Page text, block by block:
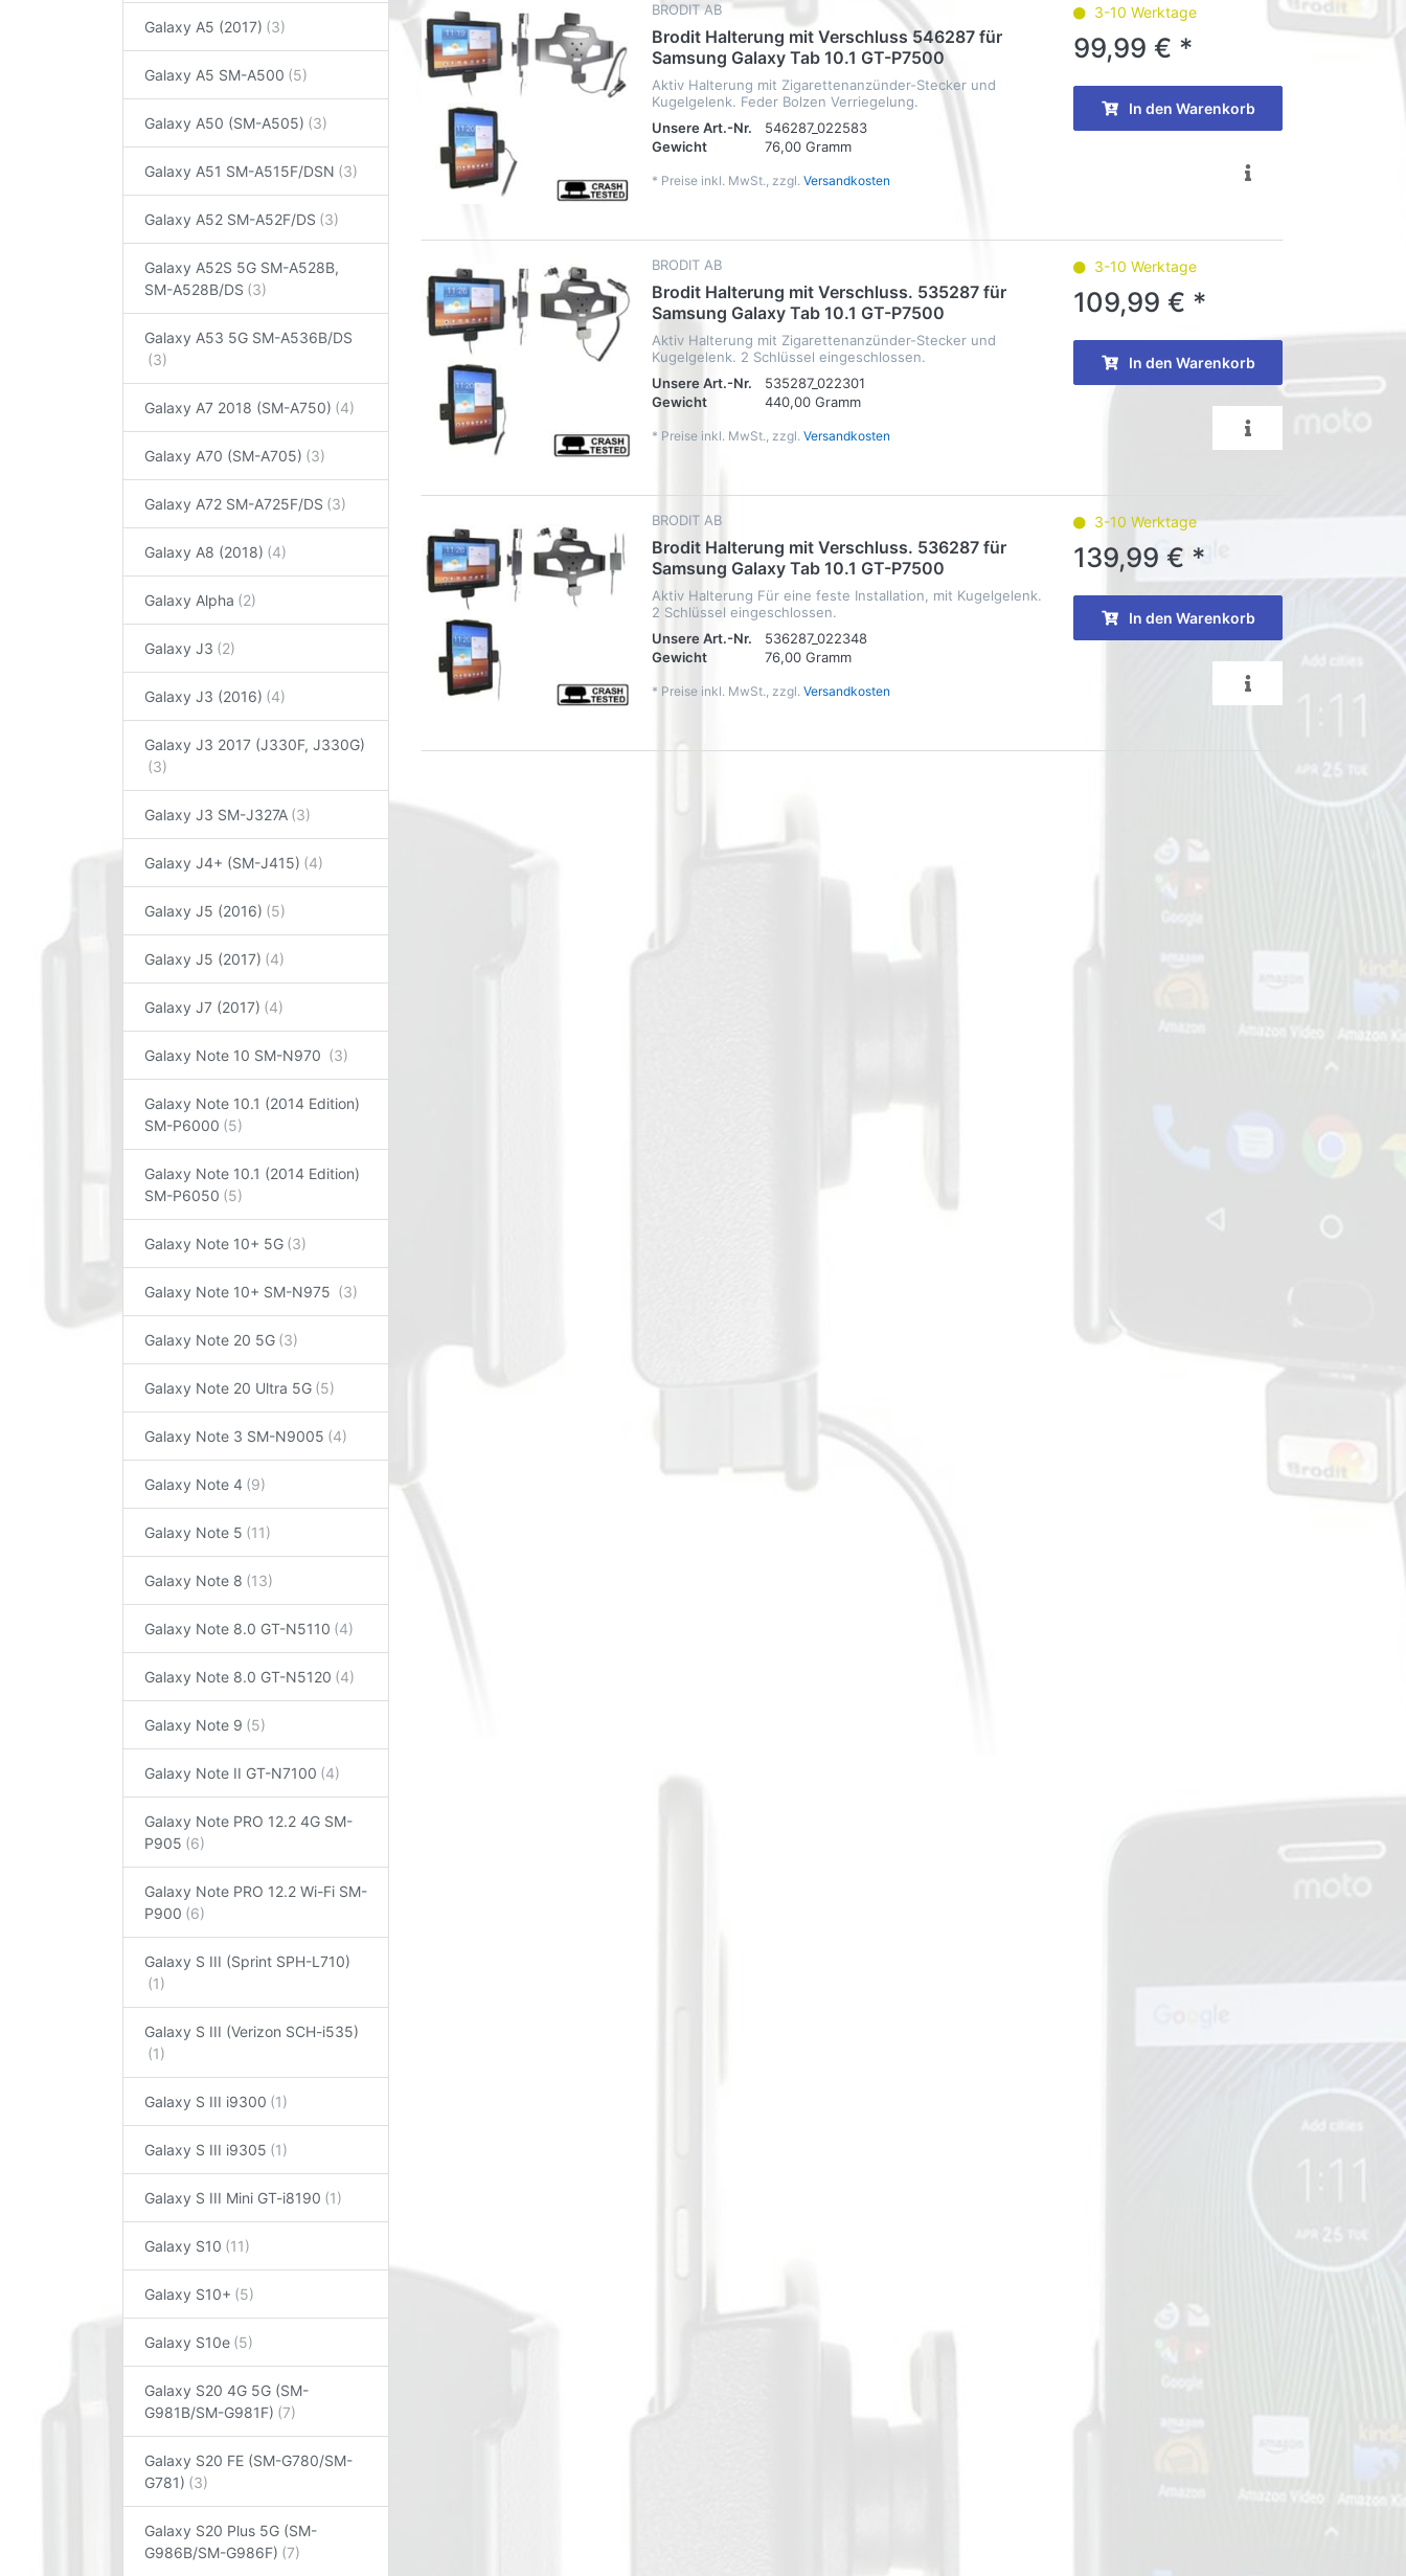
Galaxy A5 (2017)
Galaxy A5 SM-A500
Galaxy A50 (SM-A505)
Galaxy A51 SM-A515F/DSN
Galaxy A52 SM-A52F/DS
Galaxy A52S 5G SM-A528B,
SM-A528B/DS
Galaxy A53 5G SM-A536B/DS
Galaxy A7 2018 (SM-A750)
Galaxy A70 (SM-A705)
Galaxy A72 SM-A725F/DS
Galaxy A8 (2018)
Galaxy Alpha
Galaxy J3
Galaxy J3 (2016)
Galaxy J3 2017 (J330F, J330G)
Galaxy J3 SM-J327A
Galaxy J4+ (SM-J415)
Galaxy J5 (2016)
Galaxy J5 (2017)
Galaxy J7 (2017)
Galaxy Note 10 SM-N970
Galaxy Note 10.1 (2014 Edition)
SM-P6000
Galaxy Note 10.1 (2014 Edition)
SM-P6050
Galaxy Note 10+ 5G
Galaxy Note 10+ SM-N975
Galaxy Note 20 5G
Galaxy Note 20 Ultra 5G
Galaxy Note 3 SM-N9005
Galaxy Note 4
Galaxy Note 5
Galaxy Note 8
Galaxy Note 8.0 GT-N5110
Galaxy Note 8.0 GT-N5120
Galaxy Note 9
Galaxy Note II GT-N7100
Galaxy Note PRO 12.2 4G SM-
P905
Galaxy Note PRO 12.2 Wi-Fi SM-
P900
Galaxy S III (Sprint SPH-L710)
Galaxy S III (Verizon SCH-i535)
Galaxy S III i9300
Galaxy S III i9305
Galaxy S III Mini GT-i8190
Galaxy S10
Galaxy S10+
Galaxy S10e
Galaxy S20 4G 5G (SM-
G981B/SM-G981F)
Galaxy S20 FE (SM-G780/SM-
G781)
Galaxy S20 Plus 5G (SM-
G986B/SM-G986F)
BRODIT AB
Brodit Halterung mit Verschluss 546287 für
Samsung Galaxy Tab 10.1 GT-P7500
Aktiv Halterung mit Zigarettenanzünder-Stecker und
Kugelgelenk. Feder Bolzen Verriegelung.
Unsere Art.-Nr.
546287_022583
Gewicht
76,00 Gramm
* Preise inkl. MwSt., zzgl. Versandkosten
3-10 Werktage
99,99 € *
In den Warenkorb
BRODIT AB
Brodit Halterung mit Verschluss. 535287 für
Samsung Galaxy Tab 10.1 GT-P7500
Aktiv Halterung mit Zigarettenanzünder-Stecker und
Kugelgelenk. 2 Schlüssel eingeschlossen.
Unsere Art.-Nr.
535287_022301
Gewicht
440,00 Gramm
* Preise inkl. MwSt., zzgl. Versandkosten
3-10 Werktage
109,99 € *
In den Warenkorb
BRODIT AB
Brodit Halterung mit Verschluss. 536287 für
Samsung Galaxy Tab 10.1 GT-P7500
Aktiv Halterung Für eine feste Installation, mit Kugelgelenk.
2 Schlüssel eingeschlossen.
Unsere Art.-Nr.
536287_022348
Gewicht
76,00 Gramm
* Preise inkl. MwSt., zzgl. Versandkosten
3-10 Werktage
139,99 € *
In den Warenkorb